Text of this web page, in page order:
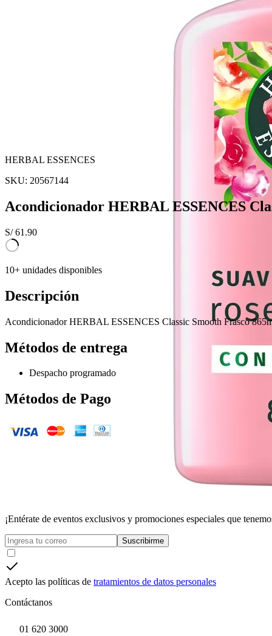
HERBAL ESSENCES
SKU: 20567144
Acondicionador HERBAL ESSENCES
S/61.90
10+ unidades disponibles
Descripción
Acondicionador HERBAL ESSENCES Classic Smooth Frasco
Métodos de entrega
Despacho programado
Métodos de Pago
¡Entérate de eventos exclusivos y promociones especiales que
Suscribirme
Acepto las políticas de tratamientos de datos personales
Contáctanos
01 620 3000